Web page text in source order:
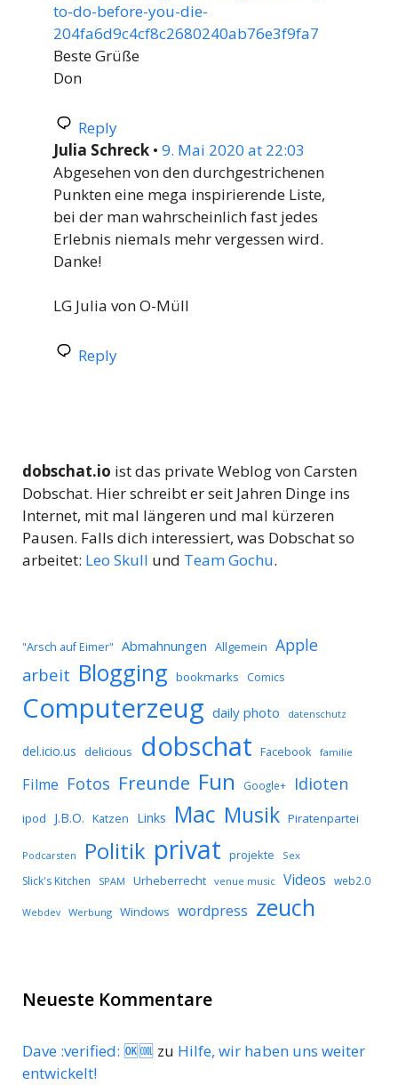
to-do-before-you-die-
204fa6d9c4cf8c2680240ab76e3f9fa7
Beste Grüße
Don
Reply
Julia Schreck • 9. Mai 2020 at 22:03
Abgesehen von den durchgestrichenen
Punkten eine mega inspirierende Liste,
bei der man wahrscheinlich fast jedes
Erlebnis niemals mehr vergessen wird.
Danke!
LG Julia von O-Müll
Reply
dobschat.io ist das private Weblog von Carsten
Dobschat. Hier schreibt er seit Jahren Dinge ins
Internet, mit mal längeren und mal kürzeren
Pausen. Falls dich interessiert, was Dobschat so
arbeitet: Leo Skull und Team Gochu.
"Arsch auf Eimer" Abmahnungen Allgemein Apple
arbeit Blogging bookmarks Comics
Computerzeug daily photo datenschutz
del.icio.us delicious dobschat Facebook familie
Filme Fotos Freunde Fun Google+ Idioten
ipod J.B.O. Katzen Links Mac Musik Piratenpartei
Podcarsten Politik privat projekte Sex
Slick's Kitchen SPAM Urheberrecht venue music Videos web2.0
Webdev Werbung Windows wordpress zeuch
Neueste Kommentare
Dave :verified: 🆗🆒 zu Hilfe, wir haben uns weiter
entwickelt!